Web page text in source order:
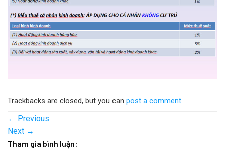
Trackbacks are closed, but you can post a comment.
← Previous
Next →
Tham gia bình luận: